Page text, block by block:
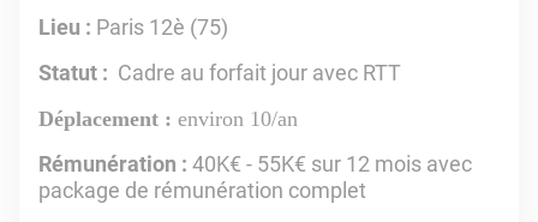
Lieu : Paris 12è (75)
Statut : Cadre au forfait jour avec RTT
Déplacement : environ 10/an
Rémunération : 40K€ - 55K€ sur 12 mois avec
package de rémunération complet